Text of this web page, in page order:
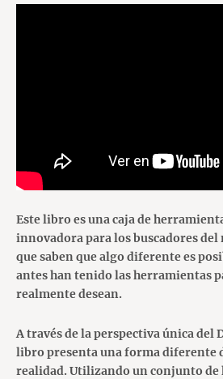
Este libro es una caja de
innovadora para los buscadores
que saben que algo diferente es
antes han tenido las herramientas
realmente desean.
A través de la perspectiva única del
libro presenta una forma diferente
realidad. Utilizando un conjunto de